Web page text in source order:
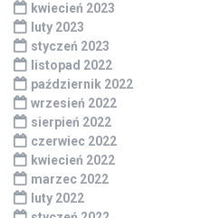
kwiecień 2023
luty 2023
styczeń 2023
listopad 2022
październik 2022
wrzesień 2022
sierpień 2022
czerwiec 2022
kwiecień 2022
marzec 2022
luty 2022